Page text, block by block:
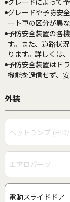
グレードによって
グレードや予防安
ート車の区分が異
予防安全装置の各
す。また、道路状
ります。詳しくは
予防安全装置はド
機能を過信せず、
外装
ヘッドランプ
エアロパーツ
電動スライドドア